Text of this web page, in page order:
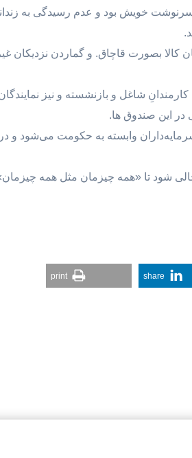
در تعیین سرنوشت خویش بود و عدم رسیدگی به
کالا بصورت قاچاق. و گماردن
شاغل و بازنشسته و نیز
این صندوق ها.
وابسته به حکومت می‌شود
خالی شود تا «همه چیزمان مثل همه
share
print